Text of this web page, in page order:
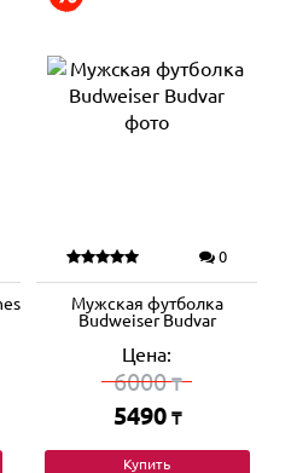
0
Мужская футболка
Budweiser Budvar
Цена:
6000₸
5490 ₸
Купить